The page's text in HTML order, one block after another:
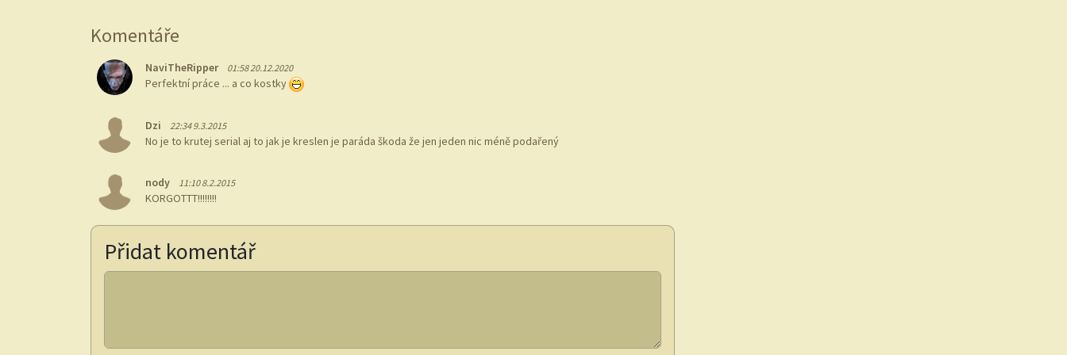
Komentáře
NaviTheRipper 01:58 20.12.2020
Perfektní práce ... a co kostky
Dzi 22:34 9.3.2015
No je to krutej serial aj to jak je kreslen je paráda škoda že jen jeden nic méně podařený
nody 11:10 8.2.2015
KORGOTTT!!!!!!!!
Přidat komentář